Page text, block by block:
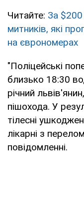
Читайте: За $200
митників, які
на єврономерах
"Поліцейські
близько 18:30
річний
пішохода. У
тілесні
лікарні з
повідомленні.